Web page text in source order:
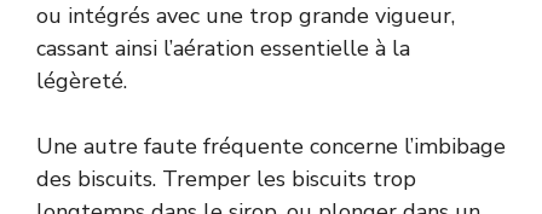
ou intégrés avec une trop grande vigueur,
cassant ainsi l’aération essentielle à la
légèreté.
Une autre faute fréquente concerne l’imbibage
des biscuits. Tremper les biscuits trop